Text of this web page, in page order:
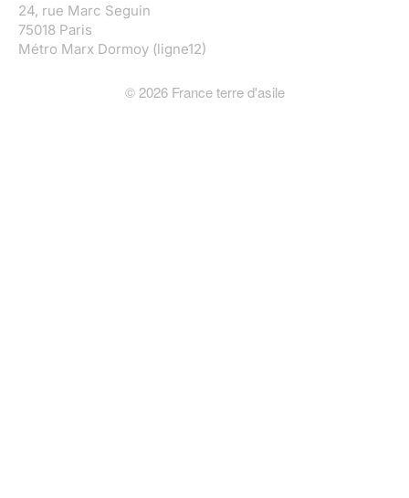
24, rue Marc Seguin
75018 Paris
Métro Marx Dormoy (ligne12)
© 2026France terre d'asile